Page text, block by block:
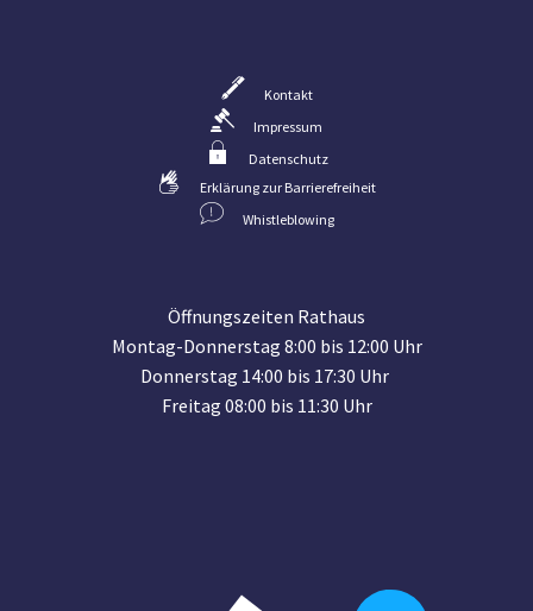
Kontakt
Impressum
Datenschutz
Erklärung zur Barrierefreiheit
Whistleblowing
Öffnungszeiten Rathaus
Montag-Donnerstag 8:00 bis 12:00 Uhr
Donnerstag 14:00 bis 17:30 Uhr
Freitag 08:00 bis 11:30 Uhr